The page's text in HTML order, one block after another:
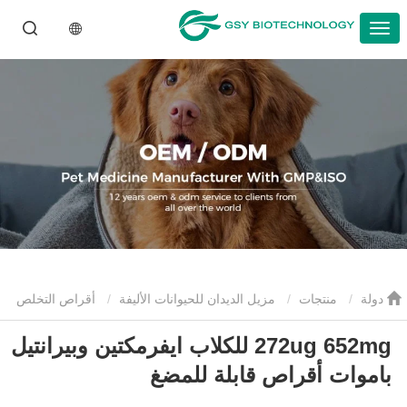
منتجات مزيل الديدان للحيوانات الأليفة أقراص التخلص
من الديدان للحيوانات الأليفة 272ug 652mg للكلاب ايفرمكتين وبيرانتيل
باموات أقراص قابلة للمضغ
272ug 652mg للكلاب ايفرمكتين وبيرانتيل
باموات أقراص قابلة للمضغ